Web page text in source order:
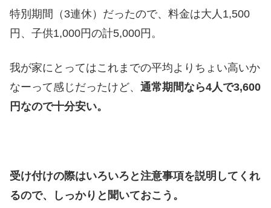
特別期間（3連休）だったので、料金は大人1,500
円、子供1,000円の計5,000円。
我が家にとってはこれまでの平均よりちょい高いか
なーって感じだったけど、 通常期間なら4人で3,600
円なので十分安い。
受け付けの際はいろいろと注意事項を説明してくれ
るので、しっかりと聞いておこう。